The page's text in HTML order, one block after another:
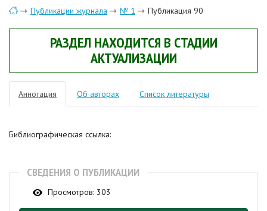
Публикации журнала № 1 Публикация 90
РАЗДЕЛ НАХОДИТСЯ В СТАДИИ
АКТУАЛИЗАЦИИ
Аннотация Об авторах Список литературы
Библиографическая ссылка:
СВЕДЕНИЯ О ПУБЛИКАЦИИ
Просмотров: 303